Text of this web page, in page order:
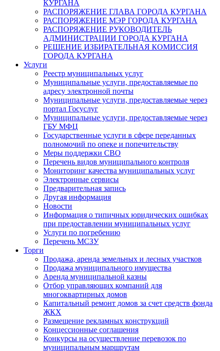
КУРГАНА
РАСПОРЯЖЕНИЕ ГЛАВА ГОРОДА КУРГАНА
РАСПОРЯЖЕНИЕ МЭР ГОРОДА КУРГАНА
РАСПОРЯЖЕНИЕ РУКОВОДИТЕЛЬ
АДМИНИСТРАЦИИ ГОРОДА КУРГАНА
РЕШЕНИЕ ИЗБИРАТЕЛЬНАЯ КОМИССИЯ
ГОРОДА КУРГАНА
Услуги
Реестр муниципальных услуг
Муниципальные услуги, предоставляемые по
адресу электронной почты
Муниципальные услуги, предоставляемые через
портал Госуслуг
Муниципальные услуги, предоставляемые через
ГБУ МФЦ
Государственные услуги в сфере переданных
полномочий по опеке и попечительству
Меры поддержки СВО
Перечень видов муниципального контроля
Мониторинг качества муниципальных услуг
Электронные сервисы
Предварительная запись
Другая информация
Новости
Информация о типичных юридических ошибках
при предоставлении муниципальных услуг
Услуги по погребению
Перечень МСЗУ
Торги
Продажа, аренда земельных и лесных участков
Продажа муниципального имущества
Аренда муниципальной казны
Отбор управляющих компаний для
многоквартирных домов
Капитальный ремонт домов за счет средств фонда
ЖКХ
Размещение рекламных конструкций
Концессионные соглашения
Конкурсы на осуществление перевозок по
муниципальным маршрутам